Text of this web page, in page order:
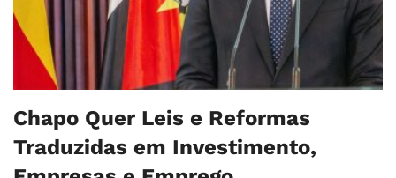
Chapo Quer Leis e Reformas
Traduzidas em Investimento,